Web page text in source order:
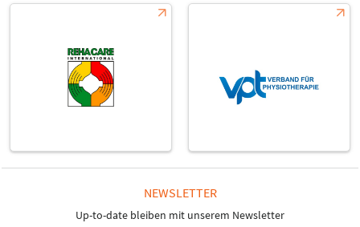
NEWSLETTER
Up-to-date bleiben mit unserem Newsletter